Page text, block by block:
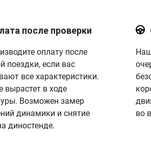
после проверки
оплату после
поездки, если вас
все характеристики.
вырастет в ходе
Возможен замер
динамики и снятие
диностенде.
во